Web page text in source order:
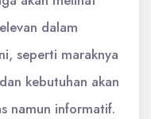
dalam
seperti maraknya
kebutuhan akan
namun informatif.